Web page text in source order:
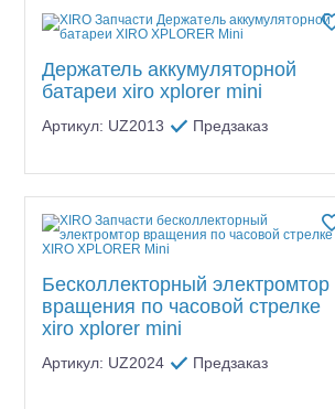
Держатель аккумуляторной
батареи xiro xplorer mini
Артикул: UZ2013 Предзаказ
Бесколлекторный электромтор
вращения по часовой стрелке
xiro xplorer mini
Артикул: UZ2024 Предзаказ